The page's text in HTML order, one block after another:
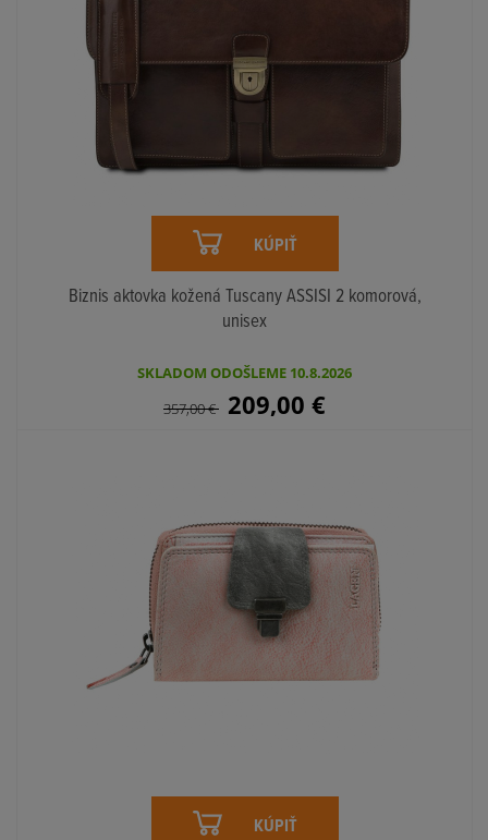
KÚPIŤ
Biznis aktovka kožená Tuscany ASSISI 2 komorová,
unisex
SKLADOM ODOŠLEME 10.8.2026
357,00€ 209,00 €
KÚPIŤ